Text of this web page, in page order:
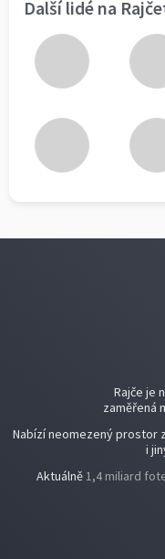
Další lidé na
Rajče je
zaměřená
Nabízí neomezený prostor
i
Aktuálně1,4 miliard